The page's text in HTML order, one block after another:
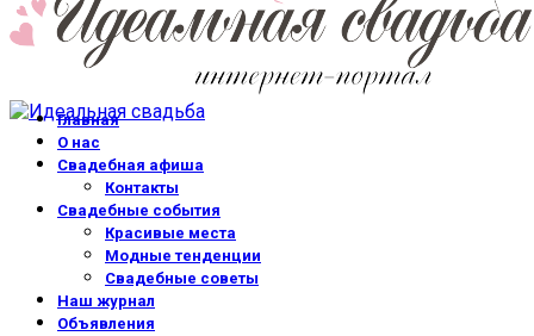
Главная
О нас
Свадебная афиша
Контакты
Свадебные события
Красивые места
Модные тенденции
Свадебные советы
Наш журнал
Объявления